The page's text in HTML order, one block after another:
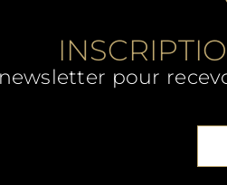
pour